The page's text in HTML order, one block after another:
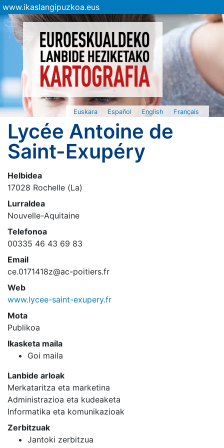
www.ikaslangipuzkoa.eus
Euskara Español English Français
Lycée Antoine de
Saint-Exupéry
Helbidea
17028 Rochelle (La)
Lurraldea
Nouvelle-Aquitaine
Telefonoa
00335 46 43 69 83
Email
ce.0171418z@ac-poitiers.fr
Web
www.lycee-saint-exupery.fr
Mota
Publikoa
Ikasketa maila
Goi maila
Lanbide arloak
Merkataritza eta marketina
Administrazioa eta kudeaketa
Informatika eta komunikazioak
Zerbitzuak
Jantoki zerbitzua